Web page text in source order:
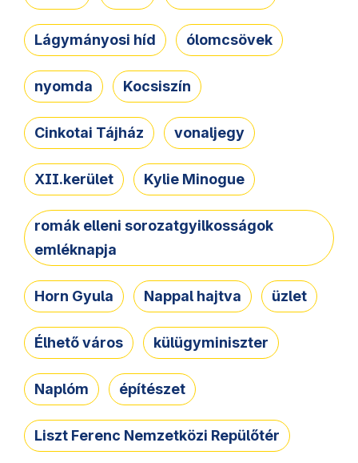
Lágymányosi híd ólomcsövek
nyomda Kocsiszín
Cinkotai Tájház vonaljegy
XII.kerület Kylie Minogue
romák elleni sorozatgyilkosságok
emléknapja
Horn Gyula Nappal hajtva üzlet
Élhető város külügyminiszter
Naplóm építészet
Liszt Ferenc Nemzetközi Repülőtér